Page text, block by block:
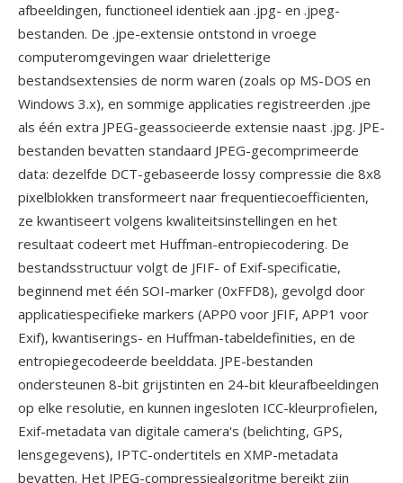
afbeeldingen, functioneel identiek aan .jpg- en .jpeg-
bestanden. De .jpe-extensie ontstond in vroege
computeromgevingen waar drieletterige
bestandsextensies de norm waren (zoals op MS-DOS en
Windows 3.x), en sommige applicaties registreerden .jpe
als één extra JPEG-geassocieerde extensie naast .jpg. JPE-
bestanden bevatten standaard JPEG-gecomprimeerde
data: dezelfde DCT-gebaseerde lossy compressie die 8x8
pixelblokken transformeert naar frequentiecoefficienten,
ze kwantiseert volgens kwaliteitsinstellingen en het
resultaat codeert met Huffman-entropiecodering. De
bestandsstructuur volgt de JFIF- of Exif-specificatie,
beginnend met één SOI-marker (0xFFD8), gevolgd door
applicatiespecifieke markers (APP0 voor JFIF, APP1 voor
Exif), kwantiserings- en Huffman-tabeldefinities, en de
entropiegecodeerde beelddata. JPE-bestanden
ondersteunen 8-bit grijstinten en 24-bit kleurafbeeldingen
op elke resolutie, en kunnen ingesloten ICC-kleurprofielen,
Exif-metadata van digitale camera's (belichting, GPS,
lensgegevens), IPTC-ondertitels en XMP-metadata
bevatten. Het JPEG-compressiealgoritme bereikt zijn